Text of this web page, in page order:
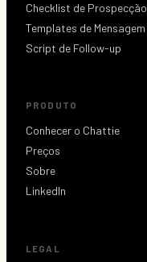
Checklist de Prospecção
Templates de Mensagem
Script de Follow-up
PRODUTO
Conhecer o Chattie
Preços
Sobre
LinkedIn
LEGAL